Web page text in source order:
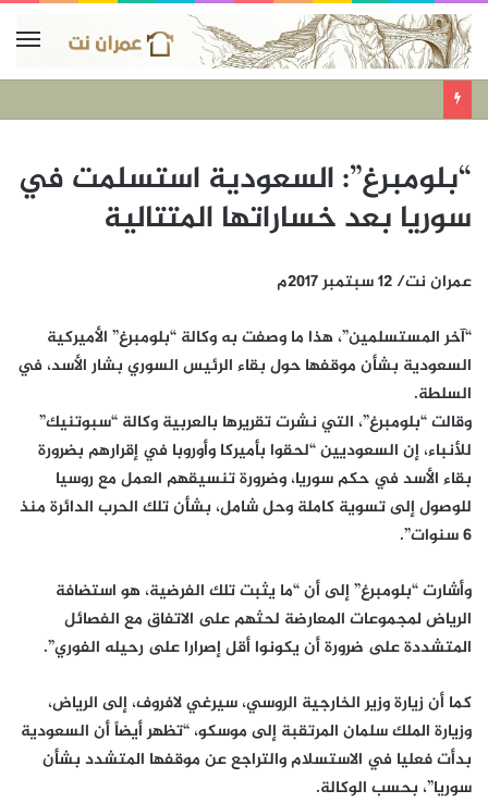
“بلومبرغ”: السعودية استسلمت في
سوريا بعد خساراتها المتتالية
عمران نت/ 12 سبتمبر 2017م
“آخر المستسلمين”، هذا ما وصفت به وكالة “بلومبرغ” الأميركية
السعودية بشأن موقفها حول بقاء الرئيس السوري بشار الأسد، في
السلطة.
وقالت “بلومبرغ”، التي نشرت تقريرها بالعربية وكالة “سبوتنيك”
للأنباء، إن السعوديين “لحقوا بأميركا وأوروبا في إقرارهم بضرورة
بقاء الأسد في حكم سوريا، وضرورة تنسيقهم العمل مع روسيا
للوصول إلى تسوية كاملة وحل شامل، بشأن تلك الحرب الدائرة منذ
6 سنوات”.
وأشارت “بلومبرغ” إلى أن “ما يثبت تلك الفرضية، هو استضافة
الرياض لمجموعات المعارضة لحثهم على الاتفاق مع الفصائل
المتشددة على ضرورة أن يكونوا أقل إصرارا على رحيله الفوري”.
كما أن زيارة وزير الخارجية الروسي، سيرغي لافروف، إلى الرياض،
وزيارة الملك سلمان المرتقبة إلى موسكو، “تظهر أيضاً أن السعودية
بدأت فعليا في الاستسلام والتراجع عن موقفها المتشدد بشأن
سوريا”، بحسب الوكالة.